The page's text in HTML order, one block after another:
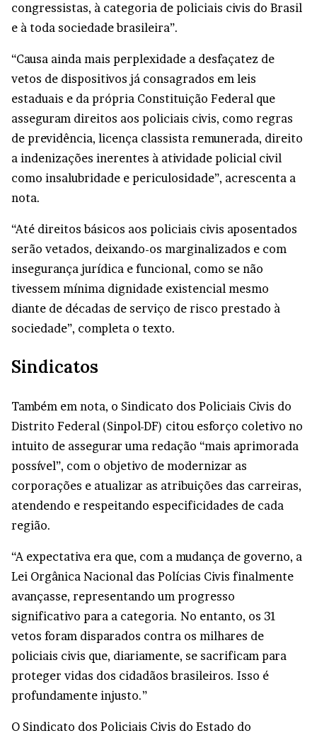
congressistas, à categoria de policiais civis do Brasil
e à toda sociedade brasileira”.
“Causa ainda mais perplexidade a desfaçatez de
vetos de dispositivos já consagrados em leis
estaduais e da própria Constituição Federal que
asseguram direitos aos policiais civis, como regras
de previdência, licença classista remunerada, direito
a indenizações inerentes à atividade policial civil
como insalubridade e periculosidade”, acrescenta a
nota.
“Até direitos básicos aos policiais civis aposentados
serão vetados, deixando-os marginalizados e com
insegurança jurídica e funcional, como se não
tivessem mínima dignidade existencial mesmo
diante de décadas de serviço de risco prestado à
sociedade”, completa o texto.
Sindicatos
Também em nota, o Sindicato dos Policiais Civis do
Distrito Federal (Sinpol-DF) citou esforço coletivo no
intuito de assegurar uma redação “mais aprimorada
possível”, com o objetivo de modernizar as
corporações e atualizar as atribuições das carreiras,
atendendo e respeitando especificidades de cada
região.
“A expectativa era que, com a mudança de governo, a
Lei Orgânica Nacional das Polícias Civis finalmente
avançasse, representando um progresso
significativo para a categoria. No entanto, os 31
vetos foram disparados contra os milhares de
policiais civis que, diariamente, se sacrificam para
proteger vidas dos cidadãos brasileiros. Isso é
profundamente injusto.”
O Sindicato dos Policiais Civis do Estado do